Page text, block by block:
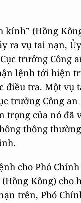
kính” (Hồng
ra vụ tai nạn,
trưởng Công
lệnh tới hiện
điều tra. Một vụ
trưởng Công
trọng của nó đã
thông
cho Phó
Kông) cho
trên, Phó